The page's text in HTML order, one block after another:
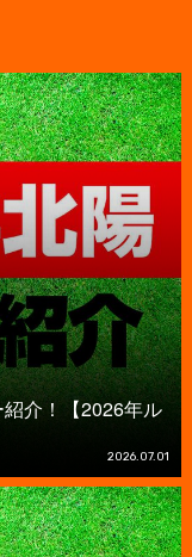
介！【2026年ル
2026.07.01